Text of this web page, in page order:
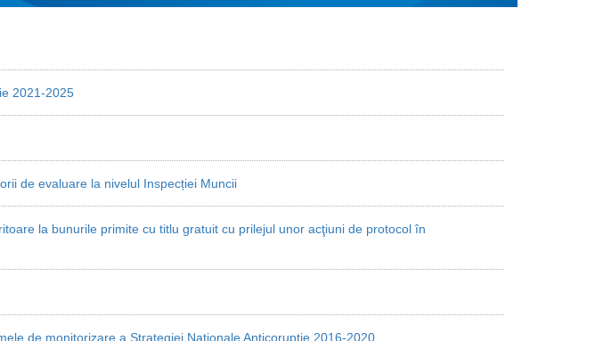
2021-2025
de evaluare la nivelul Inspecției Muncii
la bunurile primite cu titlu gratuit cu prilejul unor acţiuni de protocol în
de monitorizare a Strategiei Naționale Anticorupție 2016-2020